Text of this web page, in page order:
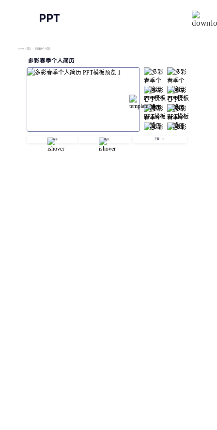
PPT
imyPPT / 简历 / 多彩春季个人简历
多彩春季个人简历
分享 播放 下载